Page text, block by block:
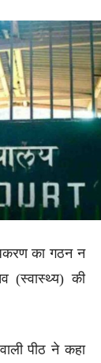
का गठन न
(स्वास्थ्य) की
पीठ ने कहा